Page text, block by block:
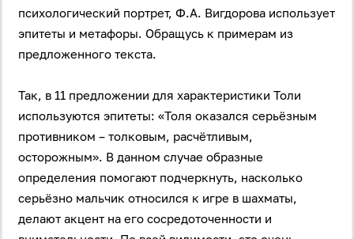
психологический портрет, Ф.А. Вигдорова использует
эпитеты и метафоры. Обращусь к примерам из
предложенного текста.
Так, в 11 предложении для характеристики Толи
используются эпитеты: «Толя оказался серьёзным
противником – толковым, расчётливым,
осторожным». В данном случае образные
определения помогают подчеркнуть, насколько
серьёзно мальчик относился к игре в шахматы,
делают акцент на его сосредоточенности и